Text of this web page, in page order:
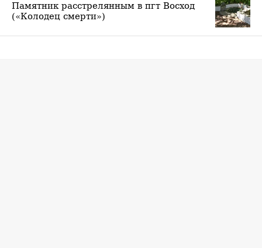
Памятник расстрелянным в пгт Восход
(«Колодец смерти»)